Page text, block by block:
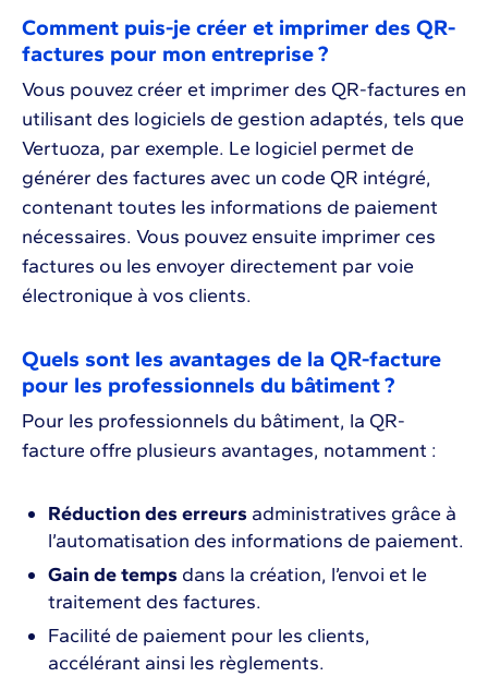
Comment puis-je créer et imprimer des QR-
factures pour mon entreprise ?
Vous pouvez créer et imprimer des QR-factures en
utilisant des logiciels de gestion adaptés, tels que
Vertuoza, par exemple. Le logiciel permet de
générer des factures avec un code QR intégré,
contenant toutes les informations de paiement
nécessaires. Vous pouvez ensuite imprimer ces
factures ou les envoyer directement par voie
électronique à vos clients.
Quels sont les avantages de la QR-facture
pour les professionnels du bâtiment ?
Pour les professionnels du bâtiment, la QR-
facture offre plusieurs avantages, notamment :
Réduction des erreurs administratives grâce à
l’automatisation des informations de paiement.
Gain de temps dans la création, l’envoi et le
traitement des factures.
Facilité de paiement pour les clients,
accélérant ainsi les règlements.